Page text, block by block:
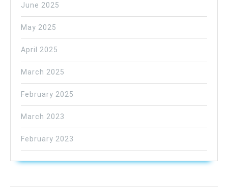
June 2025
May 2025
April 2025
March 2025
February 2025
March 2023
February 2023